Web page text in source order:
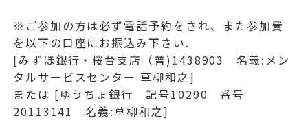
※ご参加の方は必ず電話予約をされ、また参加費
を以下の口座にお振込み下さい.
[みずほ銀行・桜台支店（普)1438903 名義:メン
タルサービスセンター 草柳和之]
または [ゆうちょ銀行 記号10290 番号
20113141 名義:草柳和之]